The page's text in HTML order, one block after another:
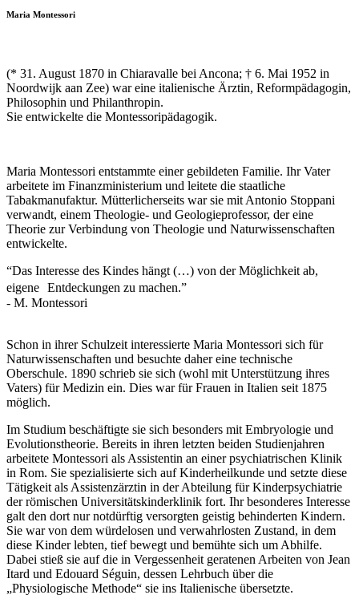
Maria Montessori
(* 31. August 1870 in Chiaravalle bei Ancona; † 6. Mai 1952 in
Noordwijk aan Zee) war eine italienische Ärztin, Reformpädagogin,
Philosophin und Philanthropin.
Sie entwickelte die Montessoripädagogik.
Maria Montessori entstammte einer gebildeten Familie. Ihr Vater
arbeitete im Finanzministerium und leitete die staatliche
Tabakmanufaktur. Mütterlicherseits war sie mit Antonio Stoppani
verwandt, einem Theologie- und Geologieprofessor, der eine
Theorie zur Verbindung von Theologie und Naturwissenschaften
entwickelte.
“Das Interesse des Kindes hängt (…) von der Möglichkeit ab,
eigene Entdeckungen zu machen.”
- M. Montessori
Schon in ihrer Schulzeit interessierte Maria Montessori sich für
Naturwissenschaften und besuchte daher eine technische
Oberschule. 1890 schrieb sie sich (wohl mit Unterstützung ihres
Vaters) für Medizin ein. Dies war für Frauen in Italien seit 1875
möglich.
Im Studium beschäftigte sie sich besonders mit Embryologie und
Evolutionstheorie. Bereits in ihren letzten beiden Studienjahren
arbeitete Montessori als Assistentin an einer psychiatrischen Klinik
in Rom. Sie spezialisierte sich auf Kinderheilkunde und setzte diese
Tätigkeit als Assistenzärztin in der Abteilung für Kinderpsychiatrie
der römischen Universitätskinderklinik fort. Ihr besonderes Interesse
galt den dort nur notdürftig versorgten geistig behinderten Kindern.
Sie war von dem würdelosen und verwahrlosten Zustand, in dem
diese Kinder lebten, tief bewegt und bemühte sich um Abhilfe.
Dabei stieß sie auf die in Vergessenheit geratenen Arbeiten von Jean
Itard und Edouard Séguin, dessen Lehrbuch über die
„Physiologische Methode“ sie ins Italienische übersetzte.